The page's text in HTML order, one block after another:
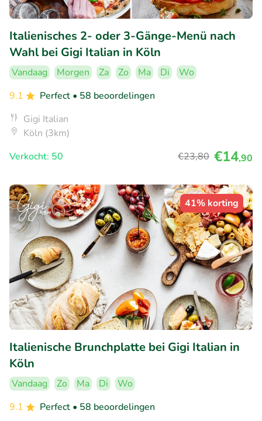
Italienisches 2- oder 3-Gänge-Menü nach
Wahl bei Gigi Italian in Köln
Vandaag Morgen Za Zo Ma Di
Wo
9.1
Perfect • 58 beoordelingen
Gigi Italian
Köln (3km)
Verkocht: 50
€23,80 €14,90
41% korting
Italienische Brunchplatte bei Gigi Italian in
Köln
Vandaag Zo Ma Di
Wo
9.1
Perfect • 58 beoordelingen